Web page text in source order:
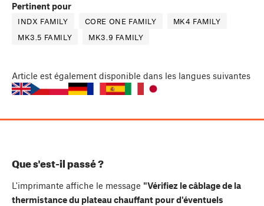
Pertinent pour
INDX FAMILY CORE ONE FAMILY
MK4 FAMILY
MK3.5 FAMILY
MK3.9 FAMILY
Article est également disponible dans les langues suivantes
Que s'est-il passé ?
L'imprimante affiche le message "Vérifiez le câblage de la
thermistance du plateau chauffant pour d'éventuels